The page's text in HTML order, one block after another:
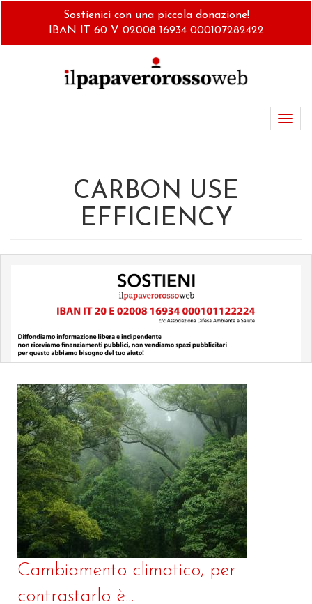
Sostienici con una piccola donazione!
IBAN IT 60 V 02008 16934 000107282422
CARBON USE
EFFICIENCY
Cambiamento climatico, per
contrastarlo è...